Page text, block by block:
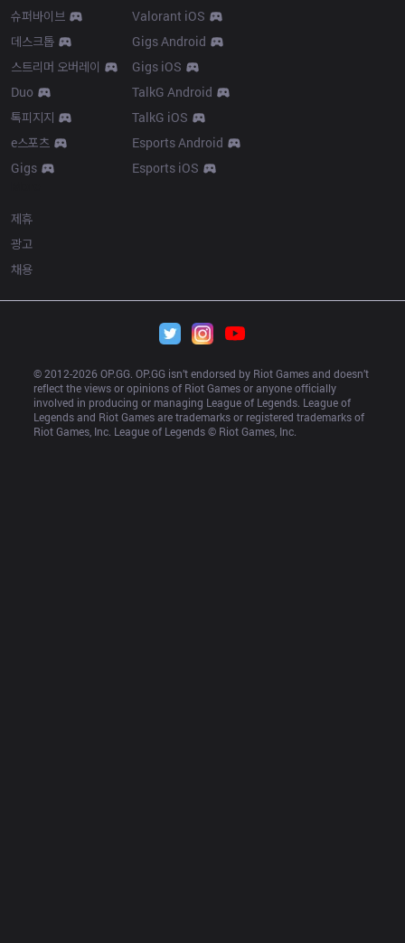
슈퍼바이브
데스크톱
스트리머 오버레이
Duo
톡피지지
e스포츠
Gigs
Valorant iOS
Gigs Android
Gigs iOS
TalkG Android
TalkG iOS
Esports Android
Esports iOS
제휴
광고
채용
© 2012-2026 OP.GG. OP.GG isn’t endorsed by Riot Games and doesn’t
reflect the views or opinions of Riot Games or anyone officially
involved in producing or managing League of Legends. League of
Legends and Riot Games are trademarks or registered trademarks of
Riot Games, Inc. League of Legends © Riot Games, Inc.